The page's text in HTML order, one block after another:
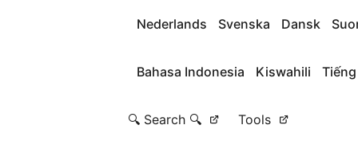
Nederlands Svenska Dansk
Bahasa Indonesia Kiswahili
🔍 Search 🔍 Tools